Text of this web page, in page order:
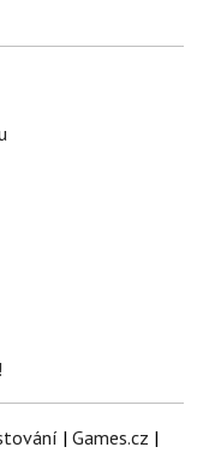
| Games.cz |